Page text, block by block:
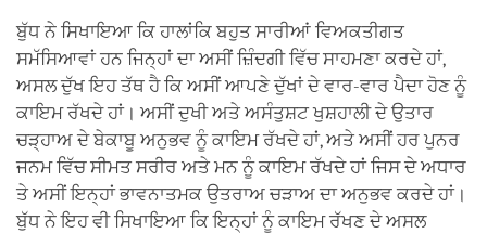
ਬੁੱਧ ਨੇ ਸਿਖਾਇਆ ਕਿ ਹਾਲਾਂਕਿ ਬਹੁਤ ਸਾਰੀਆਂ ਵਿਅਕਤੀਗਤ
ਸਮੱਸਿਆਵਾਂ ਹਨ ਜਿਨ੍ਹਾਂ ਦਾ ਅਸੀਂ ਜ਼ਿੰਦਗੀ ਵਿੱਚ ਸਾਹਮਣਾ ਕਰਦੇ ਹਾਂ,
ਅਸਲ ਦੁੱਖ ਇਹ ਤੱਥ ਹੈ ਕਿ ਅਸੀਂ ਆਪਣੇ ਦੁੱਖਾਂ ਦੇ ਵਾਰ-ਵਾਰ ਪੈਦਾ ਹੋਣ ਨੂੰ
ਕਾਇਮ ਰੱਖਦੇ ਹਾਂ। ਅਸੀਂ ਦੁਖੀ ਅਤੇ ਅਸੰਤੁਸ਼ਟ ਖੁਸ਼ਹਾਲੀ ਦੇ ਉਤਾਰ
ਚੜ੍ਹਾਅ ਦੇ ਬੇਕਾਬੂ ਅਨੁਭਵ ਨੂੰ ਕਾਇਮ ਰੱਖਦੇ ਹਾਂ, ਅਤੇ ਅਸੀਂ ਹਰ ਪੁਨਰ
ਜਨਮ ਵਿੱਚ ਸੀਮਤ ਸਰੀਰ ਅਤੇ ਮਨ ਨੂੰ ਕਾਇਮ ਰੱਖਦੇ ਹਾਂ ਜਿਸ ਦੇ ਅਧਾਰ
ਤੇ ਅਸੀਂ ਇਨ੍ਹਾਂ ਭਾਵਨਾਤਮਕ ਉਤਰਾਅ ਚੜਾਅ ਦਾ ਅਨੁਭਵ ਕਰਦੇ ਹਾਂ।
ਬੁੱਧ ਨੇ ਇਹ ਵੀ ਸਿਖਾਇਆ ਕਿ ਇਨ੍ਹਾਂ ਨੂੰ ਕਾਇਮ ਰੱਖਣ ਦੇ ਅਸਲ